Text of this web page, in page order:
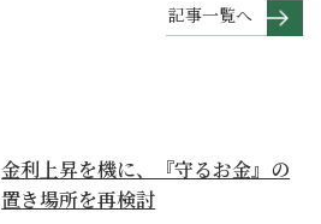
記事一覧へ
金利上昇を機に、『守るお金』の
置き場所を再検討